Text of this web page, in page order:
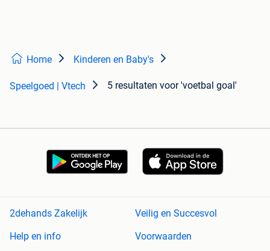
Home Kinderen en Baby's
Speelgoed | Vtech 5 resultaten voor 'voetbal goal'
2dehands Zakelijk
Veilig en Succesvol
Help en info
Voorwaarden